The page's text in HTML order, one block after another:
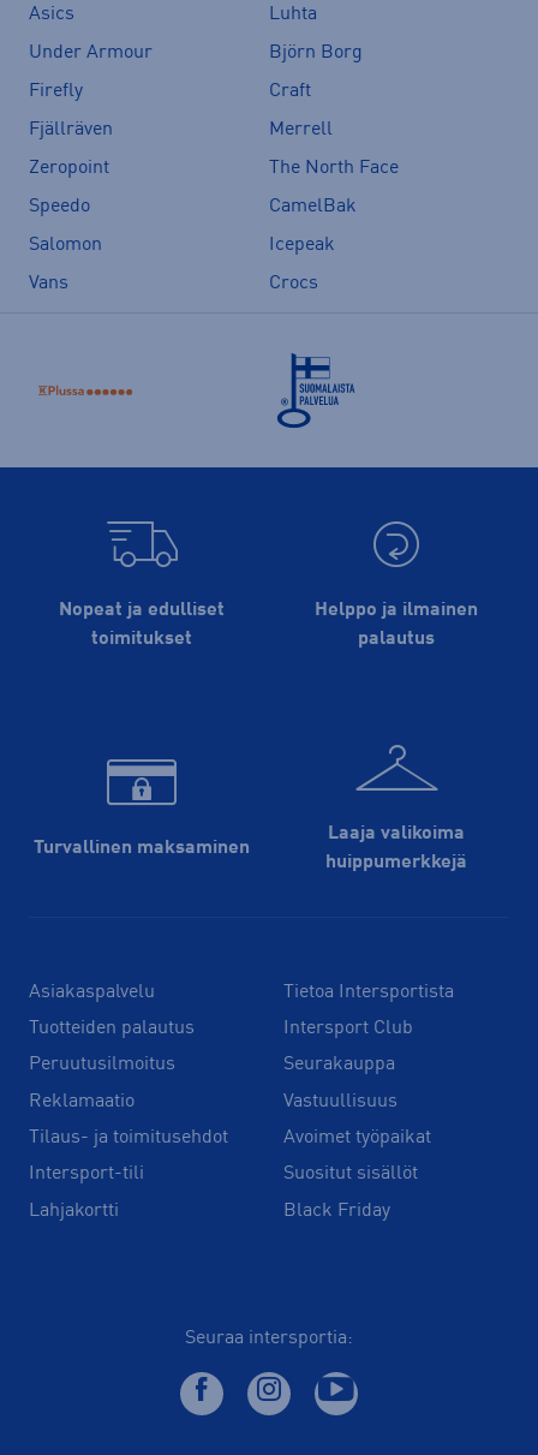
Asics
Luhta
Under Armour
Björn Borg
Firefly
Craft
Fjällräven
Merrell
Zeropoint
The North Face
Speedo
CamelBak
Salomon
Icepeak
Vans
Crocs
Nopeat ja edulliset
toimitukset
Helppo ja ilmainen
palautus
Turvallinen maksaminen
Laaja valikoima
huippu­merkkejä
Asiakaspalvelu
Tuotteiden palautus
Peruutusilmoitus
Reklamaatio
Tilaus- ja toimitusehdot
Intersport-tili
Lahjakortti
Tietoa Intersportista
Intersport Club
Seurakauppa
Vastuullisuus
Avoimet työpaikat
Suositut sisällöt
Black Friday
Seuraa intersportia: